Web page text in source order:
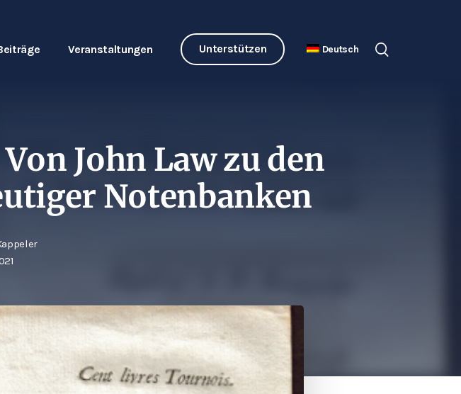
Veranstaltungen Unterstützen Deutsch
John Law zu den
Notenbanken